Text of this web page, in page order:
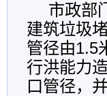
市政部
建筑垃圾
管径由1.5
行洪能力
口管径，